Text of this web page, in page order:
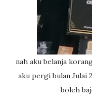
nah aku belanja
aku pergi bulan Julai
boleh